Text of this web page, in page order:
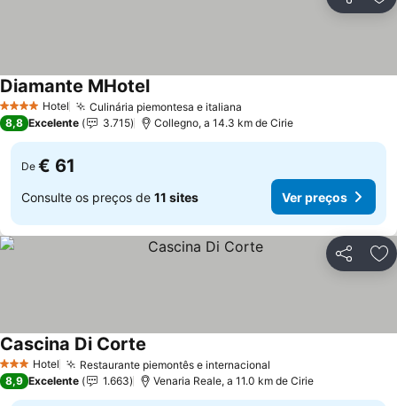
Partilhar
4 EstrelasHotel Culinária piemontesa e italiana
Diamante MHotelVer preços
8,8 Excelente 3.715 Collegno, a 14.3 km de Cirie
De € 61
Consulte os preços de 11 sites Ver preços
Partilhar
3 EstrelasHotel Restaurante piemontês e internacional
Cascina Di Corte
8,9 Excelente 1.663 Venaria Reale, a 11.0 km de Cirie